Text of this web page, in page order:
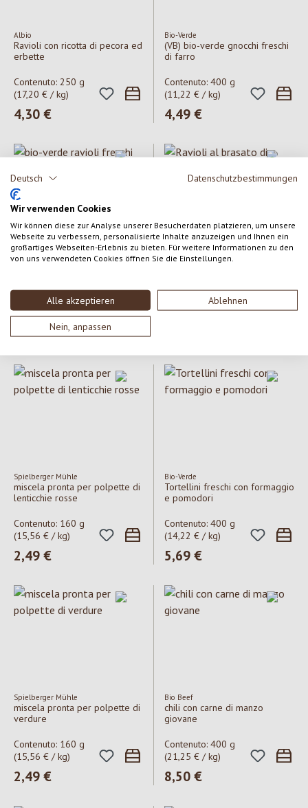
Deutsch Datenschutzbestimmungen
Wir verwenden Cookies
Wir können diese zur Analyse unserer Besucherdaten platzieren, um unsere
Webseite zu verbessern, personalisierte Inhalte anzuzeigen und Ihnen ein
großartiges Webseiten-Erlebnis zu bieten. Für weitere Informationen zu den
von uns verwendeten Cookies öffnen Sie die Einstellungen.
Alle akzeptieren Ablehnen
Nein, anpassen
Albio
Ravioli con ricotta di pecora ed
erbette
Contenuto: 250 g
(17,20 € / kg)
Prezzo normale:
4,30 €
Bio-Verde
(VB) bio-verde gnocchi freschi
di farro
Contenuto: 400 g
(11,22 € / kg)
Prezzo normale:
4,49 €
Bio-Verde
Contenuto:250 g
(17,96 € / kg)
Prezzo normale:
4,49 €
Albio
Ravioli al brasato di seitan
Contenuto:250 g
(16,40 € / kg)
Spielberger Mühle
miscela pronta per polpette di
lenticchie rosse
Contenuto: 160 g
(15,56 € / kg)
Prezzo normale:
2,49 €
Bio-Verde
Tortellini freschi con formaggio
e pomodori
Contenuto: 400 g
(14,22 € / kg)
Prezzo normale:
5,69 €
Spielberger Mühle
miscela pronta per polpette di
verdure
Contenuto: 160 g
(15,56 € / kg)
Prezzo normale:
2,49 €
Bio Beef
chili con carne di manzo
giovane
Contenuto: 400 g
(21,25 € / kg)
Prezzo normale:
8,50 €